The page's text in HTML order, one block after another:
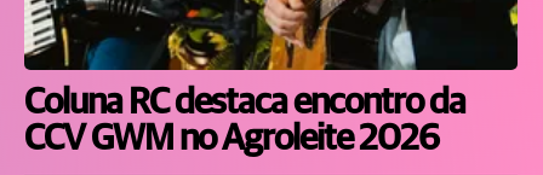
Coluna RC destaca encontro da
CCV GWM no Agroleite 2026